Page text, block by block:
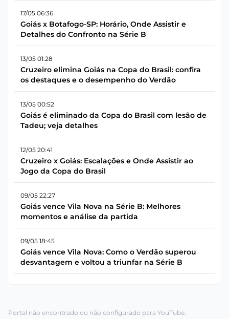
17/05 06:36
Goiás x Botafogo-SP: Horário, Onde Assistir e
Detalhes do Confronto na Série B
13/05 01:28
Cruzeiro elimina Goiás na Copa do Brasil: confira
os destaques e o desempenho do Verdão
13/05 00:52
Goiás é eliminado da Copa do Brasil com lesão de
Tadeu; veja detalhes
12/05 20:41
Cruzeiro x Goiás: Escalações e Onde Assistir ao
Jogo da Copa do Brasil
09/05 22:27
Goiás vence Vila Nova na Série B: Melhores
momentos e análise da partida
09/05 18:45
Goiás vence Vila Nova: Como o Verdão superou
desvantagem e voltou a triunfar na Série B
Portal não encontrado ou não configurado para YouTube.